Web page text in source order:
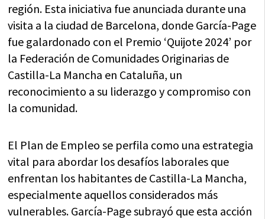
región. Esta iniciativa fue anunciada durante una
visita a la ciudad de Barcelona, donde García-Page
fue galardonado con el Premio ‘Quijote 2024’ por
la Federación de Comunidades Originarias de
Castilla-La Mancha en Cataluña, un
reconocimiento a su liderazgo y compromiso con
la comunidad.
El Plan de Empleo se perfila como una estrategia
vital para abordar los desafíos laborales que
enfrentan los habitantes de Castilla-La Mancha,
especialmente aquellos considerados más
vulnerables. García-Page subrayó que esta acción